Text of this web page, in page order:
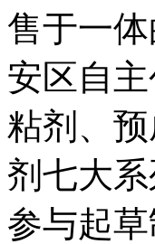
售于一
安区自
粘剂、
剂七大
参与起